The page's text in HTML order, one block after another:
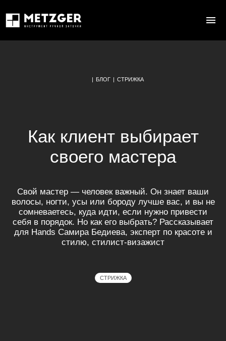
| БЛОГ | СТРИЖКА
Как клиент выбирает
своего мастера
Свой мастер — человек важный. Он знает ваши
волосы, ногти, усы или бороду лучше вас, и вы не
сомневаетесь, куда идти, если нужно привести
себя в порядок. Но как его выбрать? Рассказывает
для Hands Самира Бедиева, эксперт по красоте и
стилю, стилист-визажист
СТРИЖКА